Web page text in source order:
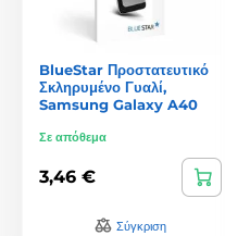
BlueStar Προστατευτικό
Σκληρυμένο Γυαλί,
Samsung Galaxy A40
Σε απόθεμα
3,46 €
Σύγκριση